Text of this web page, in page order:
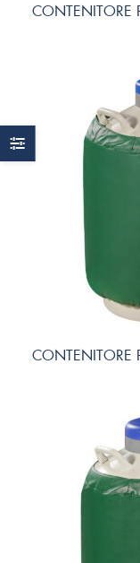
CONTENITORE
CONTENITORE